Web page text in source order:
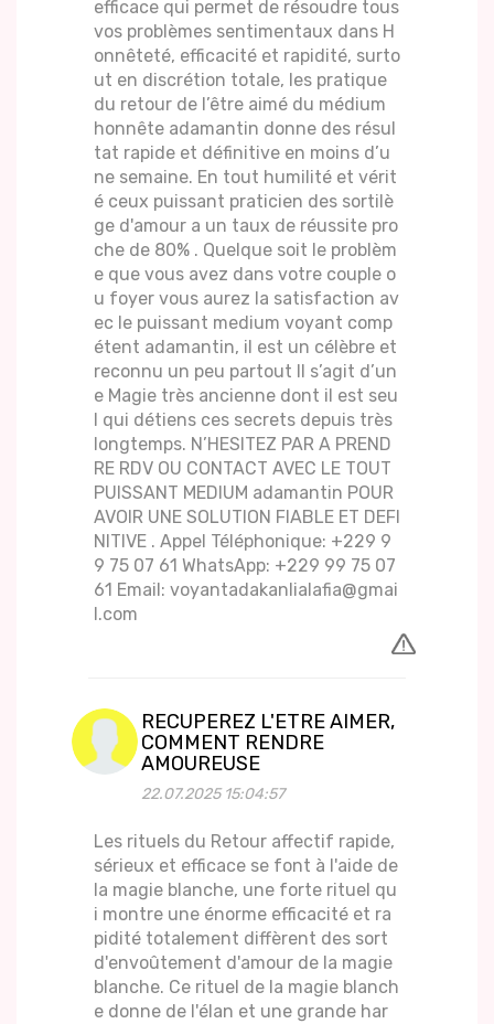
efficace qui permet de résoudre tous
vos problèmes sentimentaux dans H
onnêteté, efficacité et rapidité, surto
ut en discrétion totale, les pratique
du retour de l’être aimé du médium
honnête adamantin donne des résul
tat rapide et définitive en moins d’u
ne semaine. En tout humilité et vérit
é ceux puissant praticien des sortilè
ge d'amour a un taux de réussite pro
che de 80% . Quelque soit le problèm
e que vous avez dans votre couple o
u foyer vous aurez la satisfaction av
ec le puissant medium voyant comp
étent adamantin, il est un célèbre et
reconnu un peu partout Il s’agit d’un
e Magie très ancienne dont il est seu
l qui détiens ces secrets depuis très
longtemps. N’HESITEZ PAR A PREND
RE RDV OU CONTACT AVEC LE TOUT
PUISSANT MEDIUM adamantin POUR
AVOIR UNE SOLUTION FIABLE ET DEFI
NITIVE . Appel Téléphonique: +229 9
9 75 07 61 WhatsApp: +229 99 75 07
61 Email: voyantadakanlialafia@gmai
l.com
RECUPEREZ L'ETRE AIMER,
COMMENT RENDRE
AMOUREUSE
22.07.2025 15:04:57
Les rituels du Retour affectif rapide,
sérieux et efficace se font à l'aide de
la magie blanche, une forte rituel qu
i montre une énorme efficacité et ra
pidité totalement diffèrent des sort
d'envoûtement d'amour de la magie
blanche. Ce rituel de la magie blanch
e donne de l'élan et une grande har